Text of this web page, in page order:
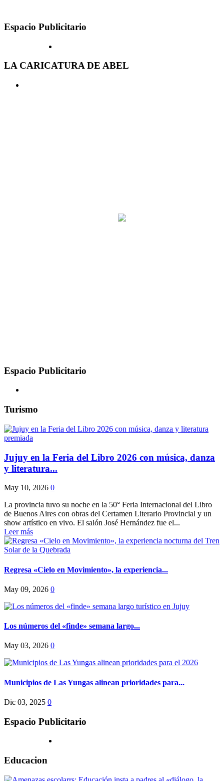
Espacio Publicitario
LA CARICATURA DE ABEL
Espacio Publicitario
Turismo
Jujuy en la Feria del Libro 2026 con música, danza
y literatura...
May 10, 2026 0
La provincia tuvo su noche en la 50° Feria Internacional del Libro
de Buenos Aires con obras del Certamen Literario Provincial y un
show artístico en vivo. El salón José Hernández fue el...
Leer más
Regresa «Cielo en Movimiento», la experiencia...
May 09, 2026 0
Los números del «finde» semana largo...
May 03, 2026 0
Municipios de Las Yungas alinean prioridades para...
Dic 03, 2025 0
Espacio Publicitario
Educacion